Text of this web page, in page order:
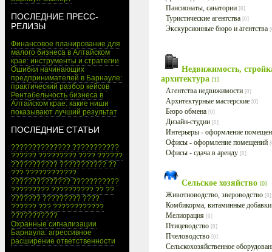
ПОСЛЕДНИЕ ПРЕСС-
РЕЛИЗЫ
Финансовое планирование для
малого бизнеса в Алтайском
крае: инструменты и стратегии
Ошибки начинающих
предпринимателей в Барнауле:
практический разбор кейсов
Рентабельность бизнеса в
Алтайском крае: какие ниши
показывают лучший результат
ПОСЛЕДНИЕ СТАТЬИ
?????????????? ???????????
?????? ????????? ???? ??????
??????????? ??????????? ??
??? ????????????
?????????????? ???????????
????????? ?????????? ?? ??
??????? ????????? ????
?????? ??? ????????????
???????????
Охранные сигнализации
Барнаула: агрессивное
расширение ответственности
Пансионаты, санатории [0]
Туристические агентства [0]
Экскурсионные бюро и агентства
Недвижимость,
архитектура [1]
Агентства недвижимости [0]
Архитектурные мастерские [0]
Бюро обмена [0]
Дизайн-студии [0]
Интерьеры - оформление
Офисы - оформление помещений
Офисы - сдача в аренду [0]
Сельское хозяйство [0]
Животноводство, звероводство [0]
Комбикорма, витаминные
Мелиорация [0]
Птицеводство [0]
Пчеловодство [0]
Сельскохозяйственное